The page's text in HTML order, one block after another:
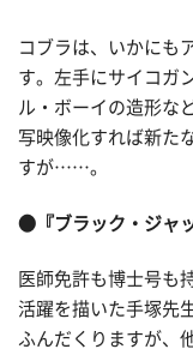
コブラは、いかにも
す。左手にサイコガ
ル・ボーイの造形な
写映像化すれば新た
すが……。
●『ブラック・ジャ
医師免許も博士号も
活躍を描いた手塚先
ふんだくりますが、